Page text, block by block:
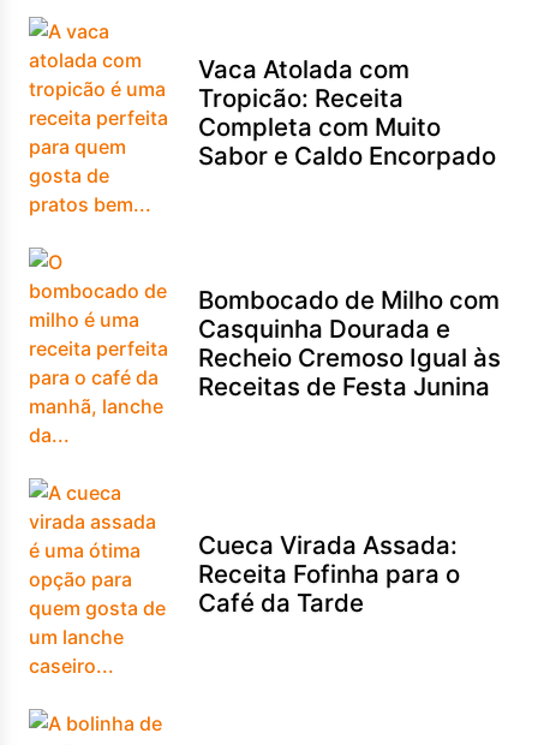
Vaca Atolada com
Tropicão: Receita
Completa com Muito
Sabor e Caldo Encorpado
Bombocado de Milho com
Casquinha Dourada e
Recheio Cremoso Igual às
Receitas de Festa Junina
Cueca Virada Assada:
Receita Fofinha para o
Café da Tarde